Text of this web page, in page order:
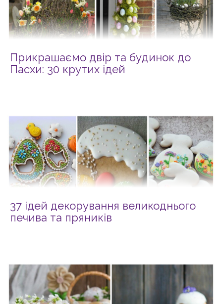
Прикрашаємо двір та будинок до
Пасхи: 30 крутих ідей
37 ідей декорування великоднього
печива та пряників